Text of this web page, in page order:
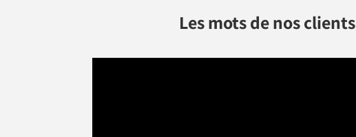
Les mots de nos clients